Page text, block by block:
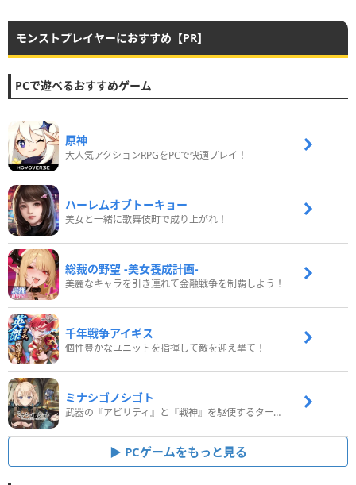
モンストプレイヤーにおすすめ【PR】
PCで遊べるおすすめゲーム
原神
大人気アクションRPGをPCで快適プレイ！
ハーレムオブトーキョー
美女と一緒に歌舞伎町で成り上がれ！
総裁の野望 -美女養成計画-
美麗なキャラを引き連れて金融戦争を制覇しよう！
千年戦争アイギス
個性豊かなユニットを指揮して敵を迎え撃て！
ミナシゴノシゴト
武器の『アビリティ』と『戦神』を駆使するターン制コマンドバトルRPG！
PCゲームをもっと見る